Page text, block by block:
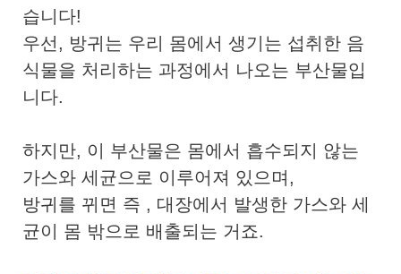
습니다!
우선, 방귀는 우리 몸에서 생기는 섭취한 음
식물을 처리하는 과정에서 나오는 부산물입
니다.
하지만, 이 부산물은 몸에서 흡수되지 않는
가스와 세균으로 이루어져 있으며,
방귀를 뀌면 즉 , 대장에서 발생한 가스와 세
균이 몸 밖으로 배출되는 거죠.